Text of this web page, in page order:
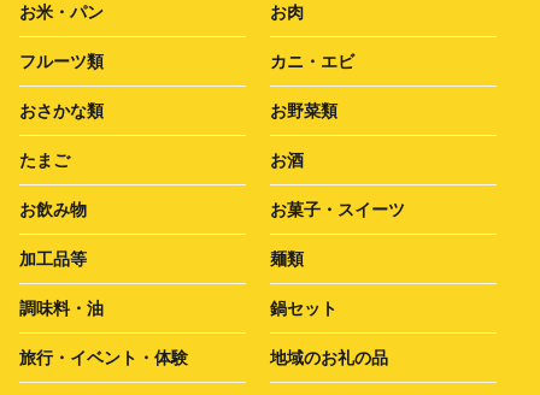
お米・パン お肉
フルーツ類 カニ・エビ
おさかな類 お野菜類
たまご お酒
お飲み物 お菓子・スイーツ
加工品等 麺類
調味料・油 鍋セット
旅行・イベント・体験 地域のお礼の品